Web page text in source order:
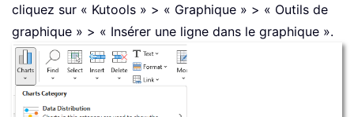
cliquez sur « Kutools » > « Graphique » > « Outils de
graphique » > « Insérer une ligne dans le graphique ».